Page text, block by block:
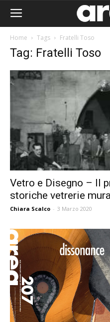
Home Tags Fratelli Toso
Tag: Fratelli Toso
Vetro e Disegno – Il
storiche vetrerie
Chiara Scalco - 3 Marzo 2020